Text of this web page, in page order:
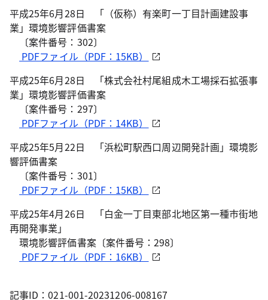
平成25年6月28日 「（仮称）有楽町一丁目計画建設事
業」環境影響評価書案
〔案件番号：302〕
PDFファイル（PDF：15KB）
平成25年6月28日 「株式会社村尾組成木工場採石拡張事
業」環境影響評価書案
〔案件番号：297〕
PDFファイル（PDF：14KB）
平成25年5月22日 「浜松町駅西口周辺開発計画」環境影
響評価書案
〔案件番号：301〕
PDFファイル（PDF：15KB）
平成25年4月26日 「白金一丁目東部北地区第一種市街地
再開発事業」
環境影響評価書案〔案件番号：298〕
PDFファイル（PDF：16KB）
記事ID：021-001-20231206-008167